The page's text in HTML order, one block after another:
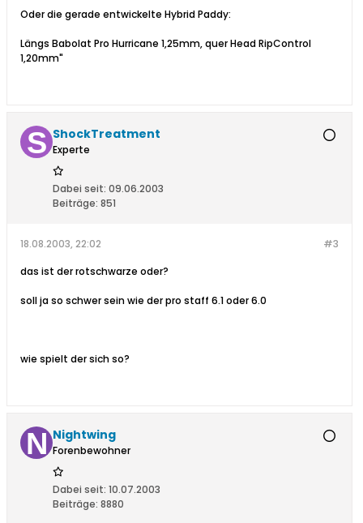
Oder die gerade entwickelte Hybrid Paddy:
Längs Babolat Pro Hurricane 1,25mm, quer Head RipControl
1,20mm"
ShockTreatment
Experte
Dabei seit: 09.06.2003
Beiträge: 851
#3
18.08.2003, 22:02
das ist der rotschwarze oder?
soll ja so schwer sein wie der pro staff 6.1 oder 6.0
wie spielt der sich so?
Nightwing
Forenbewohner
Dabei seit: 10.07.2003
Beiträge: 8880